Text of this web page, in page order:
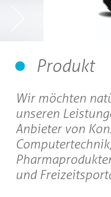
Produkt
Wir möchten
unseren
Anbieter von
und